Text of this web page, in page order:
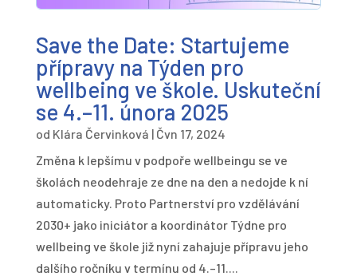
Save the Date: Startujeme
přípravy na Týden pro
wellbeing ve škole. Uskuteční
se 4.–11. února 2025
od Klára Červinková | Čvn 17, 2024
Změna k lepšímu v podpoře wellbeingu se ve
školách neodehraje ze dne na den a nedojde k ní
automaticky. Proto Partnerství pro vzdělávání
2030+ jako iniciátor a koordinátor Týdne pro
wellbeing ve škole již nyní zahajuje přípravu jeho
dalšího ročníku v termínu od 4.–11....